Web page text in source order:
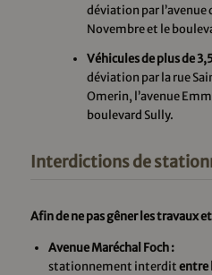
déviation par l’avenue
Novembre et le
Véhicules de plus de
déviation par la rue
Omerin, l’avenue
boulevard Sully.
Interdictions de
Afin de ne pas gêner les travaux
Avenue Maréchal Foch :
stationnement interditentre